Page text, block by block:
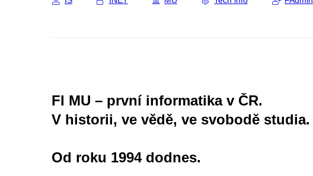
FI MU – první informatika v ČR.
V historii, ve vědě, ve svobodě studia.
Od roku 1994 dodnes.